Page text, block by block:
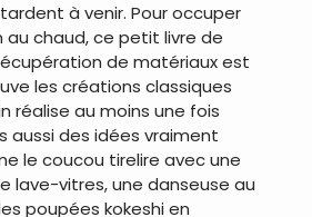
à venir. Pour occuper
au chaud, ce petit livre de
de matériaux est
les créations classiques
réalise au moins une fois
aussi des idées vraiment
le coucou tirelire avec une
lave-vitres, une danseuse au
poupées kokeshi en